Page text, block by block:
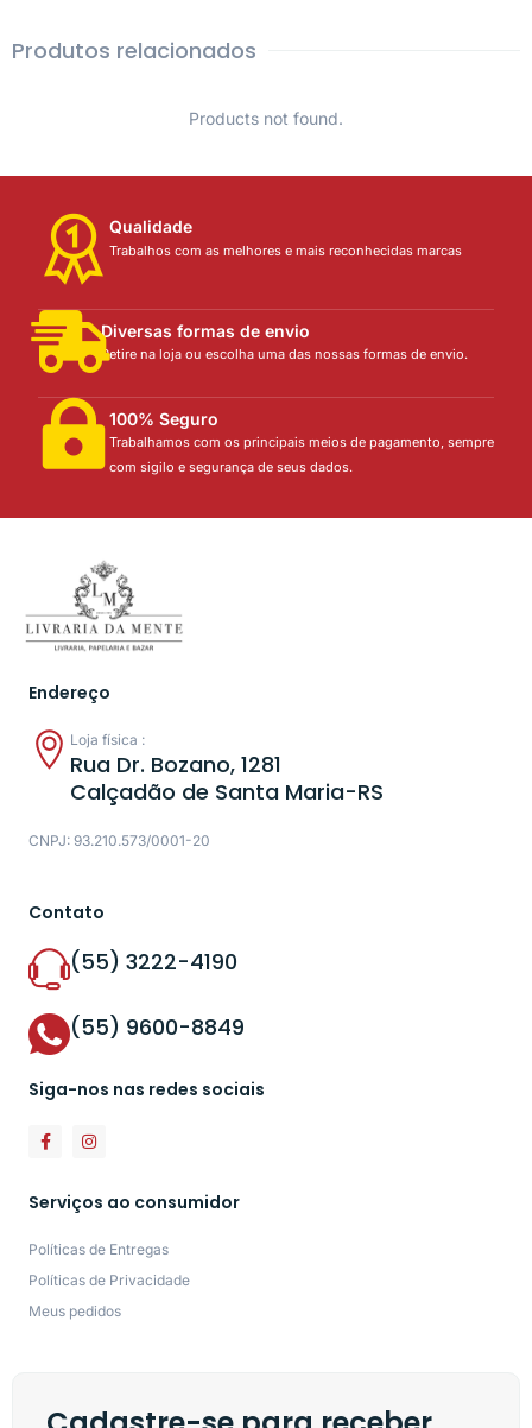
Produtos relacionados
Products not found.
Qualidade
Trabalhos com as melhores e mais reconhecidas marcas
Diversas formas de envio
Retire na loja ou escolha uma das nossas formas de envio.
100% Seguro
Trabalhamos com os principais meios de pagamento, sempre
com sigilo e segurança de seus dados.
Endereço
Loja física :
Rua Dr. Bozano, 1281
Calçadão de Santa Maria-RS
CNPJ: 93.210.573/0001-20
Contato
(55) 3222-4190
(55) 9600-8849
Siga-nos nas redes sociais
Serviços ao consumidor
Políticas de Entregas
Políticas de Privacidade
Meus pedidos